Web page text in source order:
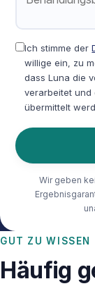
Ich stimme der
willige ein, zu
dass Luna die
verarbeitet und
übermittelt
Wir geben
GUT ZU WISSEN
Häufig